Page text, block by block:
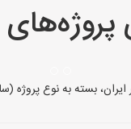
بسته به نوع